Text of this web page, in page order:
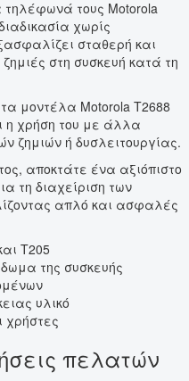
τηλέφωνά τους Motorola
χωρίς
σταθερή και
στη συσκευή κατά τη
μοντέλα Motorola T2688
η χρήση του με άλλα
ζημιών ή δυσλειτουργίας.
αποκτάτε ένα αξιόπιστο
τη διαχείριση των
απλό και ασφαλές
T205
της συσκευής
υλικό
χρήστες
πελατών